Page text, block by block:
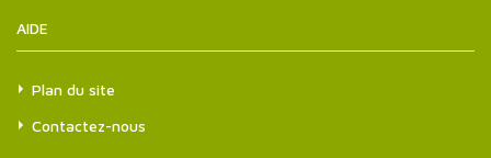
AIDE
Plan du site
Contactez-nous